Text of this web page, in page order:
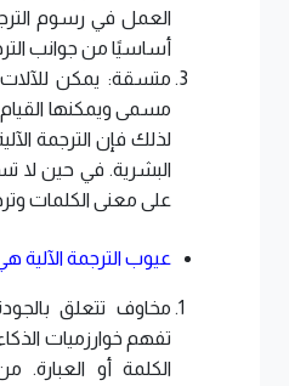
العمل في رسوم
أساسيًا من جوانب
متسقة: يمكن
مسمى ويمكنها
لذلك فإن الترجمة
البشرية. في حين لا
على معنى الكلمات
عيوب الترجمة الآلية
مخاوف تتعلق
تفهم خوارزميات
الكلمة أو